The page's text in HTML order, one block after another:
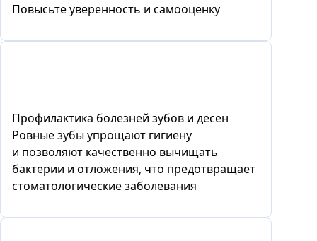
Повысьте уверенность и самооценку
Профилактика болезней зубов и десен
Ровные зубы упрощают гигиену
и позволяют качественно вычищать
бактерии и отложения, что предотвращает
стоматологические заболевания